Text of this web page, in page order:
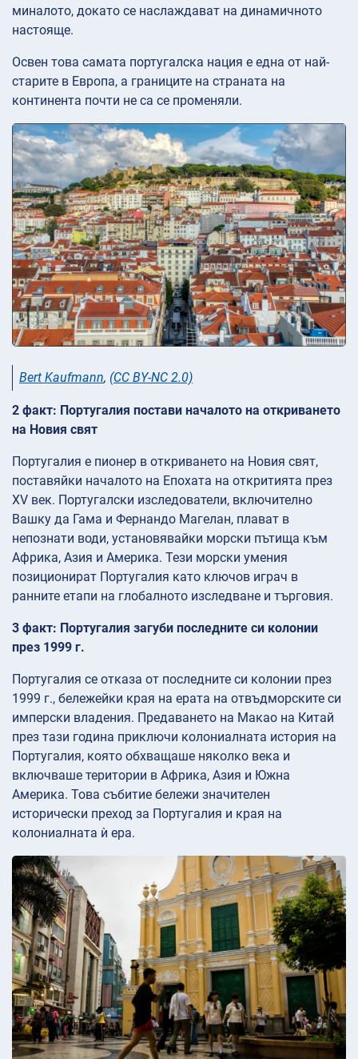
миналото, докато се наслаждават на динамичното
настояще.
Освен това самата португалска нация е една от най-
старите в Европа, а границите на страната на
континента почти не са се променяли.
Bert Kaufmann, (CC BY-NC 2.0)
2 факт: Португалия постави началото на откриването
на Новия свят
Португалия е пионер в откриването на Новия свят,
поставяйки началото на Епохата на откритията през
XV век. Португалски изследователи, включително
Вашку да Гама и Фернандо Магелан, плават в
непознати води, установявайки морски пътища към
Африка, Азия и Америка. Тези морски умения
позиционират Португалия като ключов играч в
ранните етапи на глобалното изследване и търговия.
3 факт: Португалия загуби последните си колонии
през 1999 г.
Португалия се отказа от последните си колонии през
1999 г., бележейки края на ерата на отвъдморските си
имперски владения. Предаването на Макао на Китай
през тази година приключи колониалната история на
Португалия, която обхващаше няколко века и
включваше територии в Африка, Азия и Южна
Америка. Това събитие бележи значителен
исторически преход за Португалия и края на
колониалната ѝ ера.